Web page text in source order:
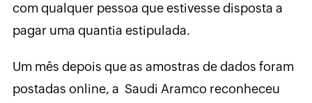
com qualquer pessoa que estivesse disposta a
pagar uma quantia estipulada.
Um mês depois que as amostras de dados foram
postadas online, a Saudi Aramco reconheceu